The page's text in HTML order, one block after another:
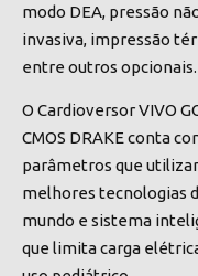
modo DEA, pressão
invasiva, impressão
entre outros opcionais.
O Cardioversor VIVO
CMOS DRAKE conta
parâmetros que
melhores tecnologias
mundo e sistema
que limita carga